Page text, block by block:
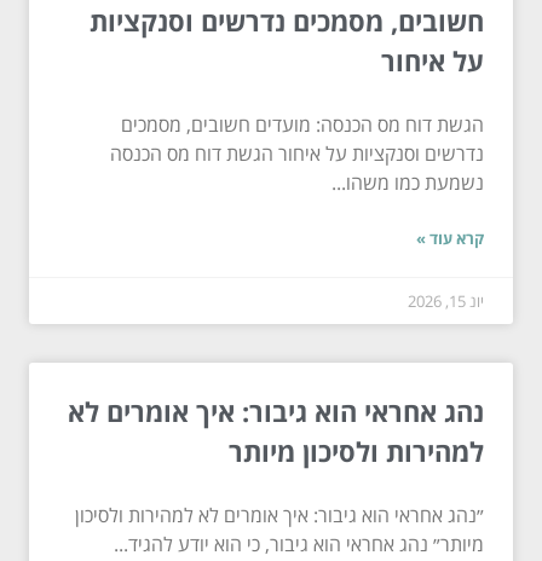
חשובים, מסמכים נדרשים וסנקציות
על איחור
הגשת דוח מס הכנסה: מועדים חשובים, מסמכים
נדרשים וסנקציות על איחור הגשת דוח מס הכנסה
נשמעת כמו משהו...
קרא עוד »
יונ 15, 2026
נהג אחראי הוא גיבור: איך אומרים לא
למהירות ולסיכון מיותר
״נהג אחראי הוא גיבור: איך אומרים לא למהירות ולסיכון
מיותר״ נהג אחראי הוא גיבור, כי הוא יודע להגיד...